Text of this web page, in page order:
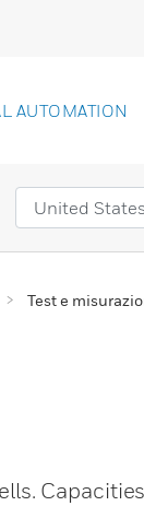
AUTOMATION
Test e